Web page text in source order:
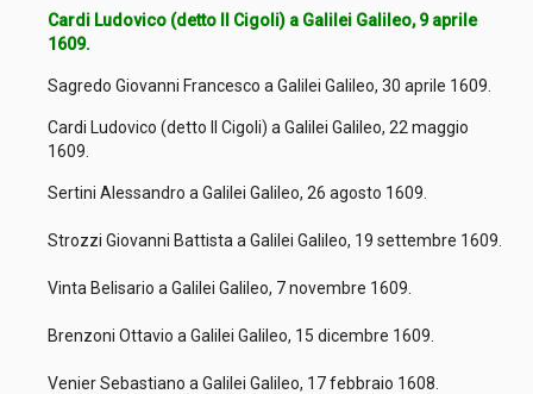
Cardi Ludovico (detto Il Cigoli) a Galilei Galileo, 9 aprile
1609.
Sagredo Giovanni Francesco a Galilei Galileo, 30 aprile 1609.
Cardi Ludovico (detto Il Cigoli) a Galilei Galileo, 22 maggio
1609.
Sertini Alessandro a Galilei Galileo, 26 agosto 1609.
Strozzi Giovanni Battista a Galilei Galileo, 19 settembre 1609.
Vinta Belisario a Galilei Galileo, 7 novembre 1609.
Brenzoni Ottavio a Galilei Galileo, 15 dicembre 1609.
Venier Sebastiano a Galilei Galileo, 17 febbraio 1608.